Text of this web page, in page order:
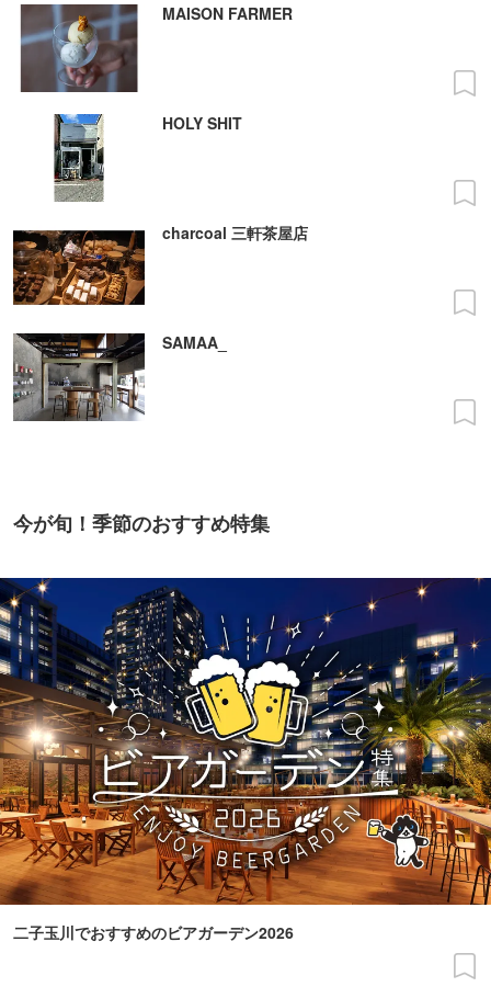
MAISON FARMER
HOLY SHIT
charcoal 三軒茶屋店
SAMAA_
今が旬！季節のおすすめ特集
二子玉川でおすすめのビアガーデン2026